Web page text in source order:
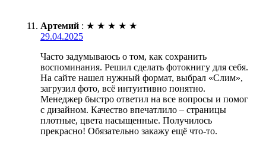
Артемий : ★ ★ ★ ★ ★
29.04.2025
Часто задумываюсь о том, как сохранить
воспоминания. Решил сделать фотокнигу для себя.
На сайте нашел нужный формат, выбрал «Слим»,
загрузил фото, всё интуитивно понятно.
Менеджер быстро ответил на все вопросы и помог
с дизайном. Качество впечатлило – страницы
плотные, цвета насыщенные. Получилось
прекрасно! Обязательно закажу ещё что-то.